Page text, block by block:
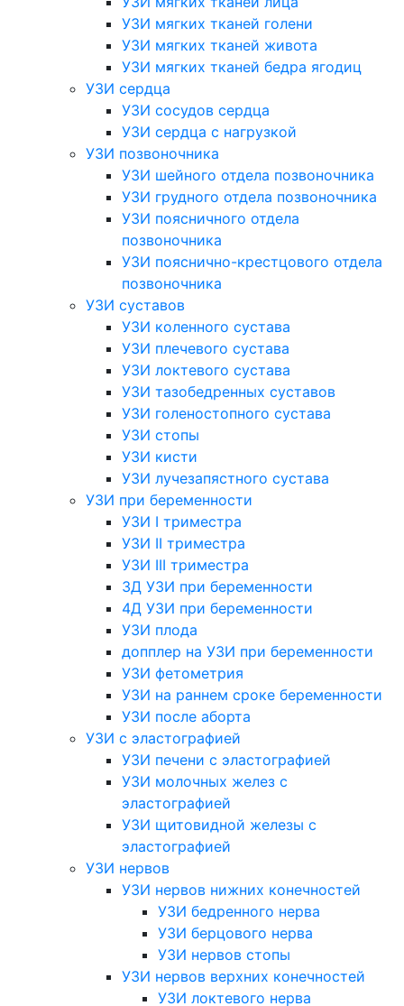
УЗИ мягких тканей голени
УЗИ мягких тканей живота
УЗИ мягких тканей бедра ягодиц
УЗИ сердца
УЗИ сосудов сердца
УЗИ сердца с нагрузкой
УЗИ позвоночника
УЗИ шейного отдела позвоночника
УЗИ грудного отдела позвоночника
УЗИ поясничного отдела
позвоночника
УЗИ пояснично-крестцового отдела
позвоночника
УЗИ суставов
УЗИ коленного сустава
УЗИ плечевого сустава
УЗИ локтевого сустава
УЗИ тазобедренных суставов
УЗИ голеностопного сустава
УЗИ стопы
УЗИ кисти
УЗИ лучезапястного сустава
УЗИ при беременности
УЗИ I триместра
УЗИ II триместра
УЗИ III триместра
3Д УЗИ при беременности
4Д УЗИ при беременности
УЗИ плода
допплер на УЗИ при беременности
УЗИ фетометрия
УЗИ на раннем сроке беременности
УЗИ после аборта
УЗИ с эластографией
УЗИ печени с эластографией
УЗИ молочных желез с
эластографией
УЗИ щитовидной железы с
эластографией
УЗИ нервов
УЗИ нервов нижних конечностей
УЗИ бедренного нерва
УЗИ берцового нерва
УЗИ нервов стопы
УЗИ нервов верхних конечностей
УЗИ локтевого нерва